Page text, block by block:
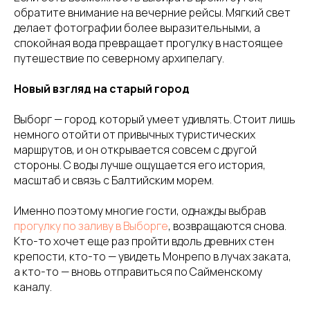
обратите внимание на вечерние рейсы. Мягкий свет
делает фотографии более выразительными, а
спокойная вода превращает прогулку в настоящее
путешествие по северному архипелагу.
Новый взгляд на старый город
Выборг — город, который умеет удивлять. Стоит лишь
немного отойти от привычных туристических
маршрутов, и он открывается совсем с другой
стороны. С воды лучше ощущается его история,
масштаб и связь с Балтийским морем.
Именно поэтому многие гости, однажды выбрав
прогулку по заливу в Выборге, возвращаются снова.
Кто-то хочет еще раз пройти вдоль древних стен
крепости, кто-то — увидеть Монрепо в лучах заката,
а кто-то — вновь отправиться по Сайменскому
каналу.